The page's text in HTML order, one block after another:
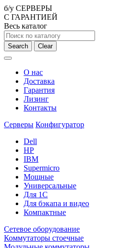
б/у СЕРВЕРЫ
С ГАРАНТИЕЙ
Весь каталог
Search Clear
О нас
Доставка
Гарантия
Лизинг
Контакты
Серверы Конфигуратор
Dell
HP
IBM
Supermicro
Мощные
Универсальные
Для 1С
Для бэкапа и видео
Компактные
Сетевое оборудование
Коммутаторы стоечные